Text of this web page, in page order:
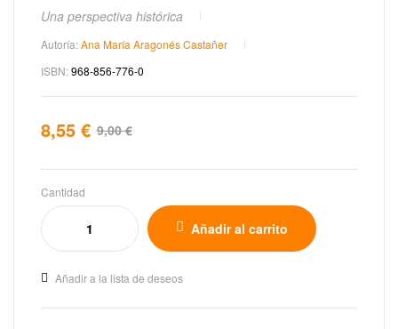
Una perspectiva histórica
Autoría:Ana María Aragonés Castañer
ISBN:968-856-776-0
9,00€
8,55 €
Cantidad
Añadir al carrito
Añadir a la lista de deseos